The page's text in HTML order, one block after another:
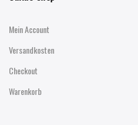
Mein Account
Versandkosten
Checkout
Warenkorb